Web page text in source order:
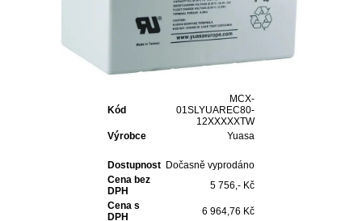
Kód
MCX-
01SLYUAREC80-
12XXXXXTW
Výrobce
Yuasa
Dostupnost Dočasně vyprodáno
Cena bez
DPH
5 756,- Kč
Cena s
DPH
6 964,76 Kč